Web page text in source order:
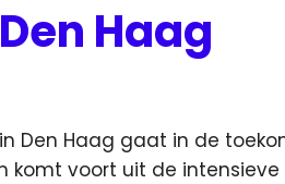
Haag
Den Haag gaat in de
komt voort uit de